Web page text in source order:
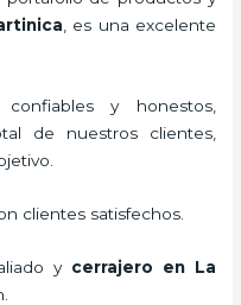
, es una excelente
y honestos,
de nuestros clientes,
clientes satisfechos.
y cerrajero en La